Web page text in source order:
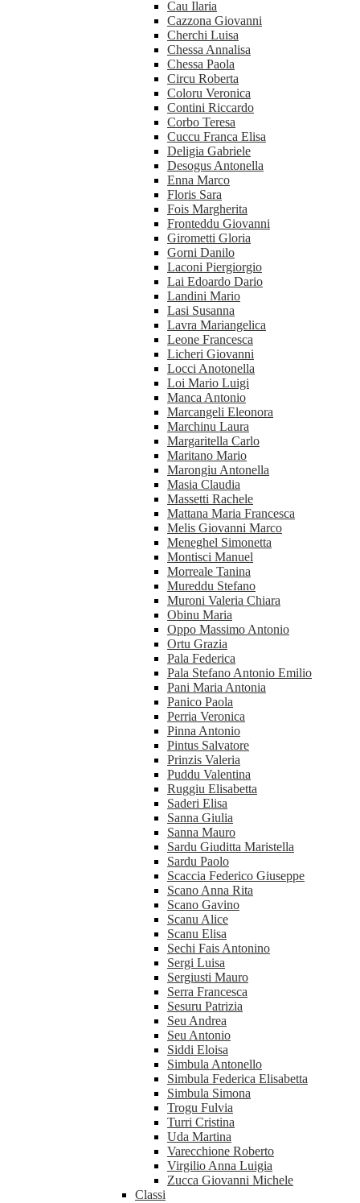
Cau Ilaria
Cazzona Giovanni
Cherchi Luisa
Chessa Annalisa
Chessa Paola
Circu Roberta
Coloru Veronica
Contini Riccardo
Corbo Teresa
Cuccu Franca Elisa
Deligia Gabriele
Desogus Antonella
Enna Marco
Floris Sara
Fois Margherita
Fronteddu Giovanni
Girometti Gloria
Gorni Danilo
Laconi Piergiorgio
Lai Edoardo Dario
Landini Mario
Lasi Susanna
Lavra Mariangelica
Leone Francesca
Licheri Giovanni
Locci Anotonella
Loi Mario Luigi
Manca Antonio
Marcangeli Eleonora
Marchinu Laura
Margaritella Carlo
Maritano Mario
Marongiu Antonella
Masia Claudia
Massetti Rachele
Mattana Maria Francesca
Melis Giovanni Marco
Meneghel Simonetta
Montisci Manuel
Morreale Tanina
Mureddu Stefano
Muroni Valeria Chiara
Obinu Maria
Oppo Massimo Antonio
Ortu Grazia
Pala Federica
Pala Stefano Antonio Emilio
Pani Maria Antonia
Panico Paola
Perria Veronica
Pinna Antonio
Pintus Salvatore
Prinzis Valeria
Puddu Valentina
Ruggiu Elisabetta
Saderi Elisa
Sanna Giulia
Sanna Mauro
Sardu Giuditta Maristella
Sardu Paolo
Scaccia Federico Giuseppe
Scano Anna Rita
Scano Gavino
Scanu Alice
Scanu Elisa
Sechi Fais Antonino
Sergi Luisa
Sergiusti Mauro
Serra Francesca
Sesuru Patrizia
Seu Andrea
Seu Antonio
Siddi Eloisa
Simbula Antonello
Simbula Federica Elisabetta
Simbula Simona
Trogu Fulvia
Turri Cristina
Uda Martina
Varecchione Roberto
Virgilio Anna Luigia
Zucca Giovanni Michele
Classi